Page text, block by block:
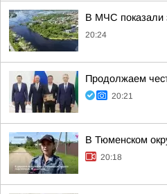
В МЧС показали
20:24
Продолжаем
20:21
В Тюменском
20:18